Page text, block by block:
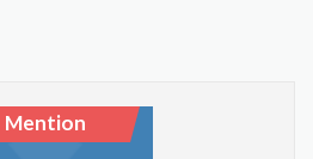
Mention